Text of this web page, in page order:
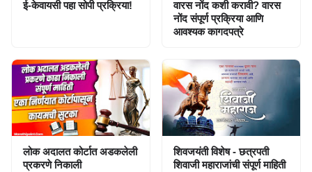
नोंद संपूर्ण प्रक्रिया आणि
आवश्यक कागदपत्रे
लोक अदालत कोर्टात अडकलेली
प्रकरणे निकाली
शिवजयंती विशेष - छत्रपती
शिवाजी महाराजांची संपूर्ण माहिती
Shivaji Maharaj